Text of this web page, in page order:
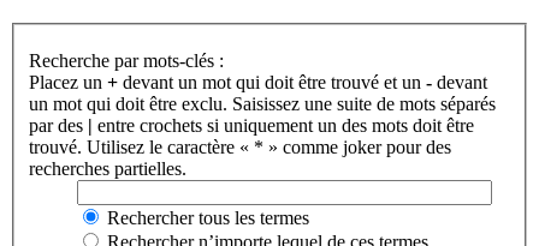
Recherche par mots-clés :
Placez un + devant un mot qui doit être trouvé et un - devant
un mot qui doit être exclu. Saisissez une suite de mots séparés
par des | entre crochets si uniquement un des mots doit être
trouvé. Utilisez le caractère « * » comme joker pour des
recherches partielles.
Rechercher tous les termes